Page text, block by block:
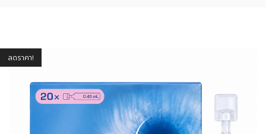
ลดราคา!